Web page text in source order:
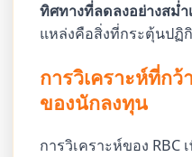
ทิศทางที่ลดลงอย่างสม่ำ
แหล่งคือสิ่งที่กระตุ้นปฏิ
การวิเคราะห์ที่ก
ของนักลงทุน
การวิเคราะห์ของ